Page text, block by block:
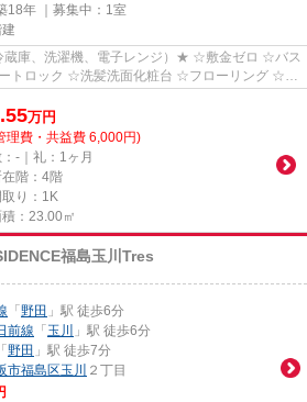
18年 ｜募集中： 1室
蔵庫、洗濯機、電子レンジ）★ ☆敷金ゼロ ☆バス
トロック ☆洗髪洗面化粧台 ☆フローリング ☆エ
万円
理費・共益費 6,000円)
：-｜礼：1ヶ月
在階：4階
取り：1K
：23.00㎡
福島玉川Tres
「 野田 」駅 徒歩6分
前線 「 玉川
」駅 徒歩6分
「 野田 」駅 徒歩7分
市福島区玉川 ２丁目